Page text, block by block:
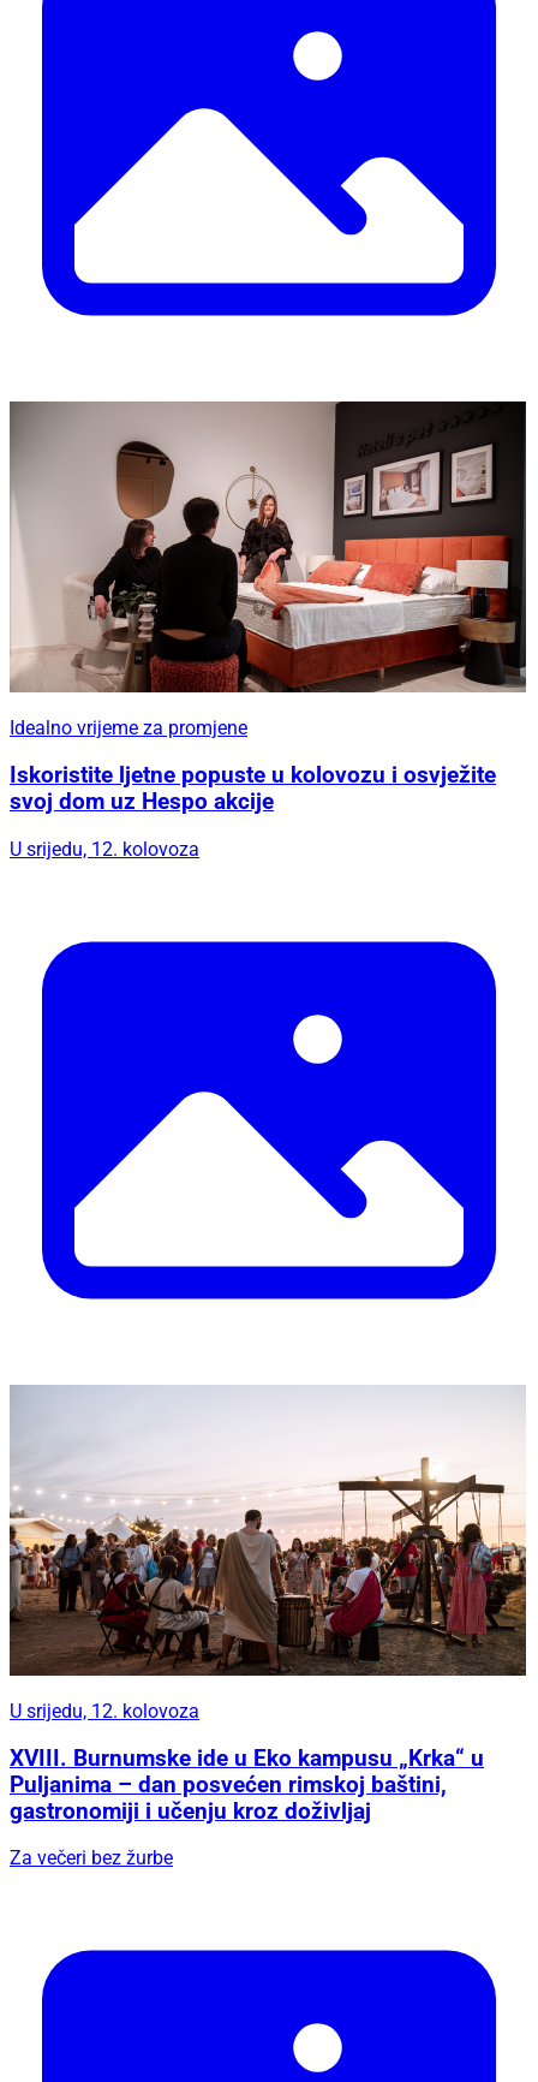
Idealno vrijeme za promjene
Iskoristite ljetne popuste u kolovozu i osvježite
svoj dom uz Hespo akcije
U srijedu, 12. kolovoza
U srijedu, 12. kolovoza
XVIII. Burnumske ide u Eko kampusu „Krka“ u
Puljanima – dan posvećen rimskoj baštini,
gastronomiji i učenju kroz doživljaj
Za večeri bez žurbe